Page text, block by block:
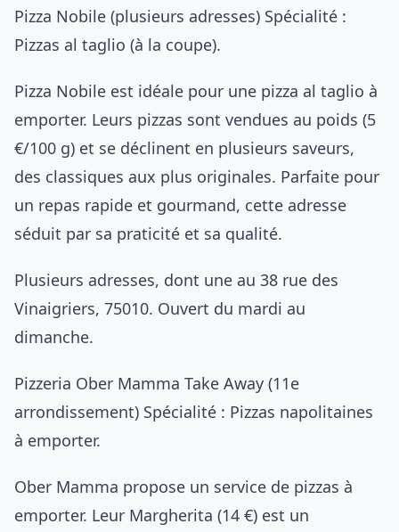
Pizza Nobile (plusieurs adresses) Spécialité :
Pizzas al taglio (à la coupe).
Pizza Nobile est idéale pour une pizza al taglio à
emporter. Leurs pizzas sont vendues au poids (5
€/100 g) et se déclinent en plusieurs saveurs,
des classiques aux plus originales. Parfaite pour
un repas rapide et gourmand, cette adresse
séduit par sa praticité et sa qualité.
Plusieurs adresses, dont une au 38 rue des
Vinaigriers, 75010. Ouvert du mardi au
dimanche.
Pizzeria Ober Mamma Take Away (11e
arrondissement) Spécialité : Pizzas napolitaines
à emporter.
Ober Mamma propose un service de pizzas à
emporter. Leur Margherita (14 €) est un